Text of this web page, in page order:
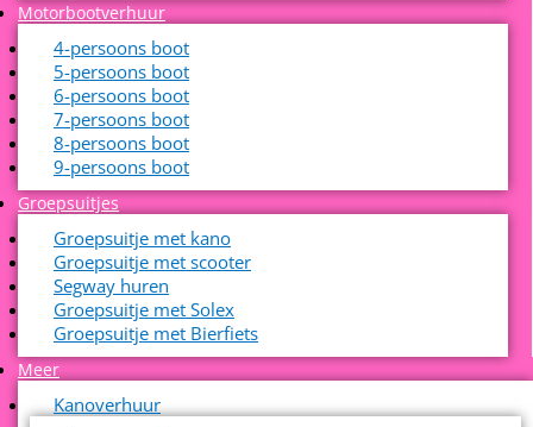
Motorbootverhuur
4-persoons boot
5-persoons boot
6-persoons boot
7-persoons boot
8-persoons boot
9-persoons boot
Groepsuitjes
Groepsuitje met kano
Groepsuitje met scooter
Segway huren
Groepsuitje met Solex
Groepsuitje met Bierfiets
Meer
Kanoverhuur